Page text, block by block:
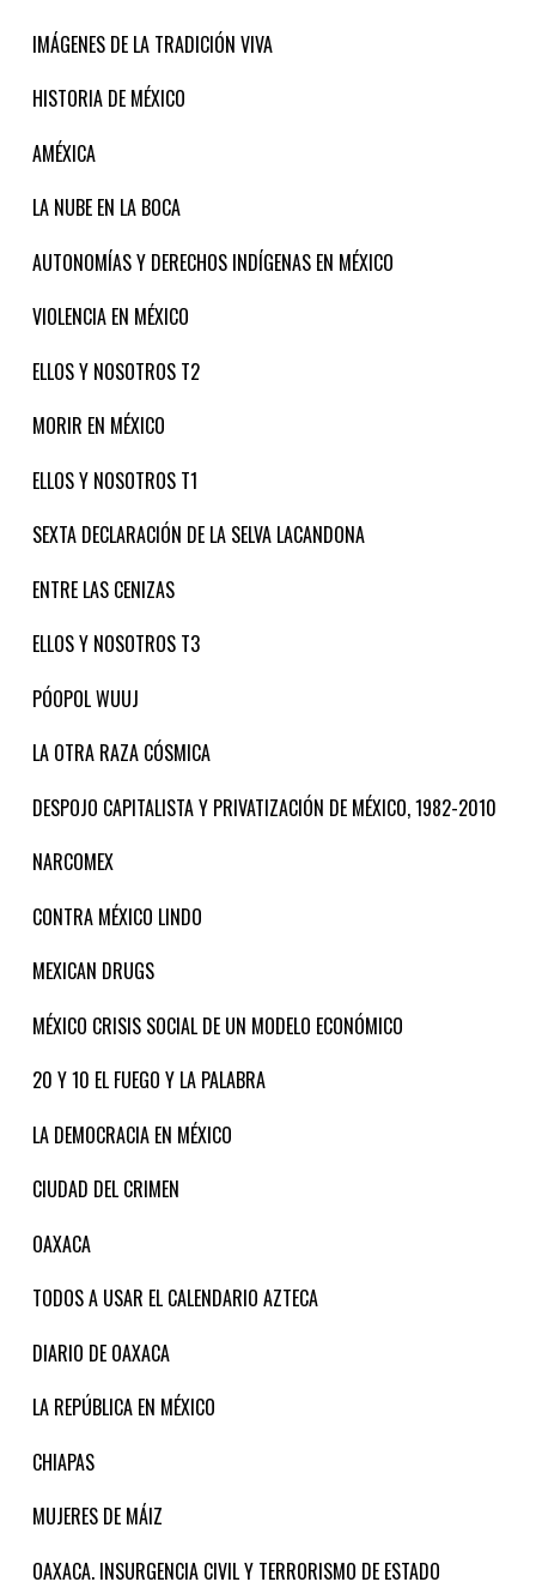
IMÁGENES DE LA TRADICIÓN VIVA
HISTORIA DE MÉXICO
AMÉXICA
LA NUBE EN LA BOCA
AUTONOMÍAS Y DERECHOS INDÍGENAS EN MÉXICO
VIOLENCIA EN MÉXICO
ELLOS Y NOSOTROS T2
MORIR EN MÉXICO
ELLOS Y NOSOTROS T1
SEXTA DECLARACIÓN DE LA SELVA LACANDONA
ENTRE LAS CENIZAS
ELLOS Y NOSOTROS T3
PÓOPOL WUUJ
LA OTRA RAZA CÓSMICA
DESPOJO CAPITALISTA Y PRIVATIZACIÓN DE MÉXICO, 1982-2010
NARCOMEX
CONTRA MÉXICO LINDO
MEXICAN DRUGS
MÉXICO CRISIS SOCIAL DE UN MODELO ECONÓMICO
20 Y 10 EL FUEGO Y LA PALABRA
LA DEMOCRACIA EN MÉXICO
CIUDAD DEL CRIMEN
OAXACA
TODOS A USAR EL CALENDARIO AZTECA
DIARIO DE OAXACA
LA REPÚBLICA EN MÉXICO
CHIAPAS
MUJERES DE MÁIZ
OAXACA. INSURGENCIA CIVIL Y TERRORISMO DE ESTADO